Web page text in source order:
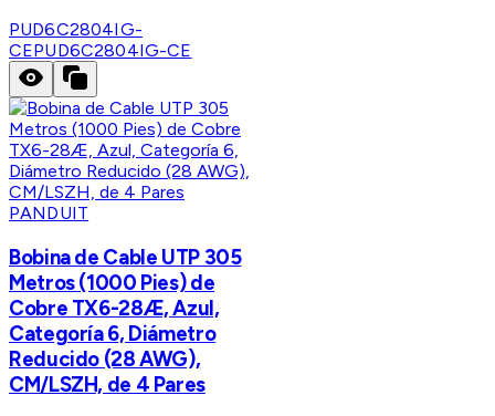
PUD6C2804IG-
CEPUD6C2804IG-CE
PANDUIT
Bobina de Cable UTP 305
Metros (1000 Pies) de
Cobre TX6-28Æ, Azul,
Categoría 6, Diámetro
Reducido (28 AWG),
CM/LSZH, de 4 Pares